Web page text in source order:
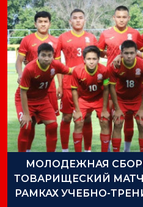
МОЛОДЕЖНАЯ
ТОВАРИЩЕСКИЙ
РАМКАХ УЧЕБНО-